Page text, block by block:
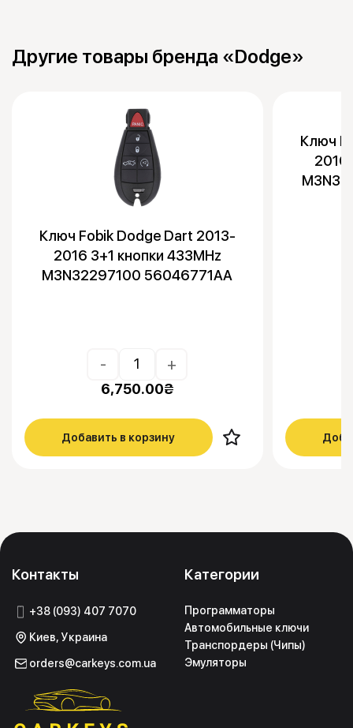
Другие товары бренда «Dodge»
Ключ Fobik Dodge Dart 2013-
2016 3+1 кнопки 433MHz
M3N32297100 56046771AA
- +
6,750.00₴
Добавить в корзину
Ключ
2016
Контакты
+38 (093) 407 7070
Киев, Украина
orders@carkeys.com.ua
Категории
Программаторы
Автомобильные ключи
Транспордеры (Чипы)
Эмуляторы